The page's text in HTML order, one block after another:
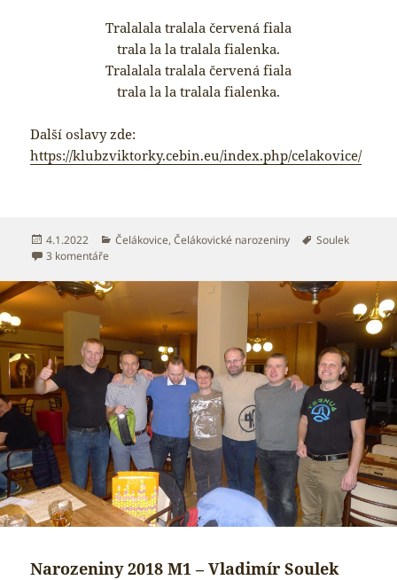
Tralalala tralala červená fiala
trala la la tralala fialenka.
Tralalala tralala červená fiala
trala la la tralala fialenka.
Další oslavy zde:
https://klubzviktorky.cebin.eu/index.php/celakovice/
Publikováno:
4.1.2022 Rubriky:
Čelákovice,Čelákovické narozeniny Štítky:
Soulek
3 komentářeu textu s názvem Narozeniny 2022 M1 – Vladimír Soulek
Narozeniny 2018 M1 – Vladimír Soulek